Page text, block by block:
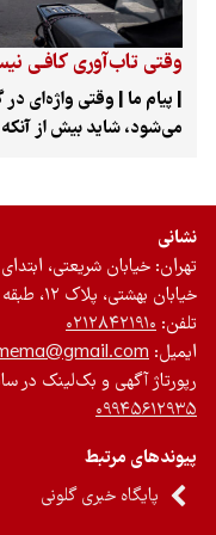
تجدیدپذیر
تازه‌ها
باشگاه نویسندگان
وقتی تاب‌آوری کافـی
| پیام ما | وقتی
می‌شود، شاید بیش از
از زبان روزمره،
اما آیا تکرار مداوم این
مواجهه با بحران‌هاست یا
هر روز با شکل تازه‌ای از
در آخرین نشست از
مؤسسه «رحمان» با عنوان
گرفت. نشستی که با
«اشرف‌السادات موسوی»
روان‌پزشک و استاد
ندوشن»، دانشیار
نشانی
تهران: خیابان شریعتی،
خیابان بهشتی، پلاک ۱۲، طبقه سوم، واحد ۵
تلفن: ۰۲۱۲۸۴۲۱۹۱۰
ایمیل:
رپورتاژ آگهی و بک‌لینک در
۰۹۹۴۵۶۱۲۹۳۵
پیوندهای مرتبط
پایگاه خبری گلونی